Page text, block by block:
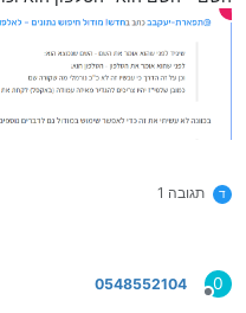
ד תגובה 1
0
מנותק
0548552104